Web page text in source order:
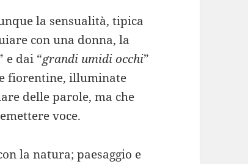
la sensualità, tipica
con una donna, la
e dai “grandi umidi occhi”
fiorentine, illuminate
delle parole, ma che
voce.
la natura; paesaggio e